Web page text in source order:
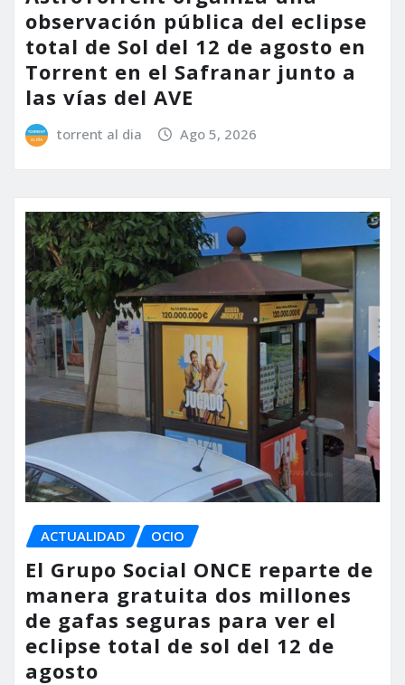
observación pública del eclipse
total de Sol del 12 de agosto en
Torrent en el Safranar junto a
las vías del AVE
torrent al dia Ago 5, 2026
ACTUALIDAD OCIO
El Grupo Social ONCE reparte de
manera gratuita dos millones
de gafas seguras para ver el
eclipse total de sol del 12 de
agosto